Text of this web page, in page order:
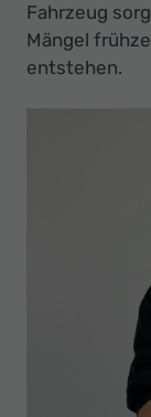
Innovatives
Autohaus
Fahrzeug
Mängel
entstehen.